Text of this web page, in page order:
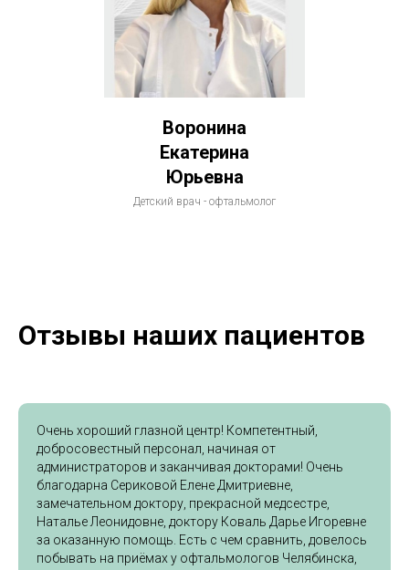
Воронина
Екатерина
Юрьевна
Детский врач - офтальмолог
Отзывы наших пациентов
Очень хороший глазной центр! Компетентный,
добросовестный персонал, начиная от
администраторов и заканчивая докторами! Очень
благодарна Сериковой Елене Дмитриевне,
замечательном доктору, прекрасной медсестре,
Наталье Леонидовне, доктору Коваль Дарье Игоревне
за оказанную помощь. Есть с чем сравнить, довелось
побывать на приёмах у офтальмологов Челябинска,